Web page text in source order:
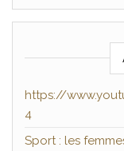
https://
4
Sport : les